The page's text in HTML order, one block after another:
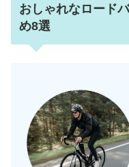
おしゃれなロード
め8選